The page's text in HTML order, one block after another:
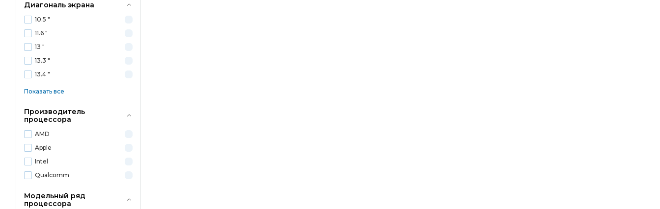
Диагональ экрана
10.5 "
11.6 "
13 "
13.3 "
13.4 "
Показать все
Производитель
процессора
AMD
Apple
Intel
Qualcomm
Модельный ряд
процессора